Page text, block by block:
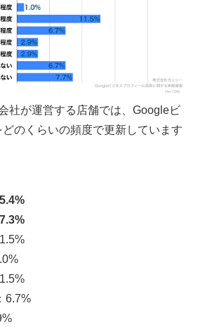
社が運営する店舗では、Googleビ
のくらいの頻度で更新しています
6.7%